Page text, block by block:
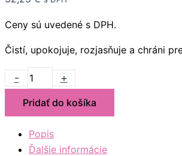
Ceny sú uvedené s DPH.
Čistí, upokojuje, rozjasňuje a chráni
- +
Pridať do košíka
Popis
Ďalšie informácie